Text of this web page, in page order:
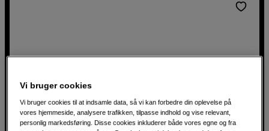
Vi bruger cookies
Vi bruger cookies til at indsamle data, så vi kan forbedre din oplevelse på
vores hjemmeside, analysere trafikken, tilpasse indhold og vise relevant,
personlig markedsføring. Disse cookies inkluderer både vores egne og fra